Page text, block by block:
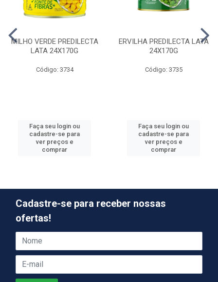
MILHO VERDE PREDILECTA
LATA 24X170G
Código: 3734
Faça seu login ou
cadastre-se para
ver preços e
comprar
ERVILHA PREDILECTA LATA
24X170G
Código: 3735
Faça seu login ou
cadastre-se para
ver preços e
comprar
Cadastre-se para receber nossas
ofertas!